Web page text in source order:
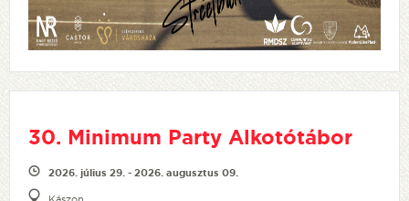
30. Minimum Party Alkotótábor
2026. július 29. - 2026. augusztus 09.
Kászon